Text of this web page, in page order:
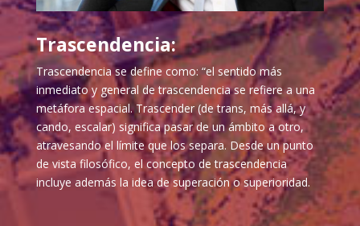
Trascendencia:
Trascendencia se define como: “el sentido más
inmediato y general de trascendencia se refiere a una
metáfora espacial. Trascender (de trans, más allá, y
cando, escalar) significa pasar de un ámbito a otro,
atravesando el límite que los separa. Desde un punto
de vista filosófico, el concepto de trascendencia
incluye además la idea de superación o superioridad.